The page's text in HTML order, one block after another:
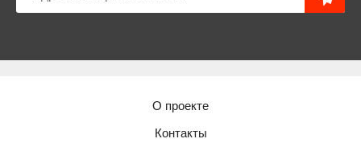
О проекте
Контакты